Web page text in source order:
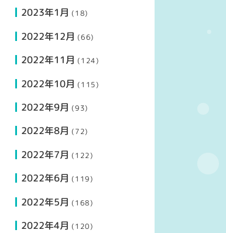
2023年1月 (18)
2022年12月 (66)
2022年11月 (124)
2022年10月 (115)
2022年9月 (93)
2022年8月 (72)
2022年7月 (122)
2022年6月 (119)
2022年5月 (168)
2022年4月 (120)